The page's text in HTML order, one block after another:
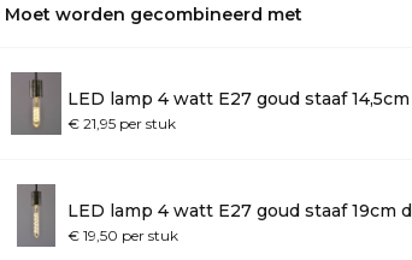
Moet worden gecombineerd met
LED lamp 4 watt E27 goud staaf
€ 21,95 per stuk
LED lamp 4 watt E27 goud staaf 19cm
€ 19,50 per stuk